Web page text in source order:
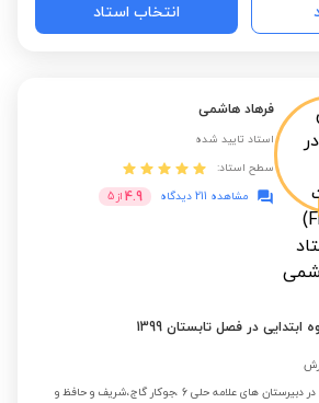
انتخاب استاد
فرهاد هاشمی
استاد تایید شده
سطح استاد:
مشاهده 211 دیدگاه
4.9 از 5
ابتدایی در فصل تابستان 1399
تدریس به مدت 16 سال در دبیرستان های علامه حلی 6 ،جوکار گاج،شریف و حافظ و